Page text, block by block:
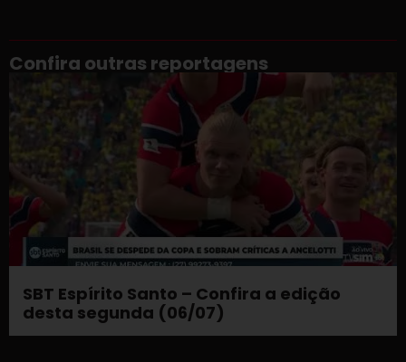
Confira outras reportagens
SBT Espírito Santo – Confira a edição
desta segunda (06/07)